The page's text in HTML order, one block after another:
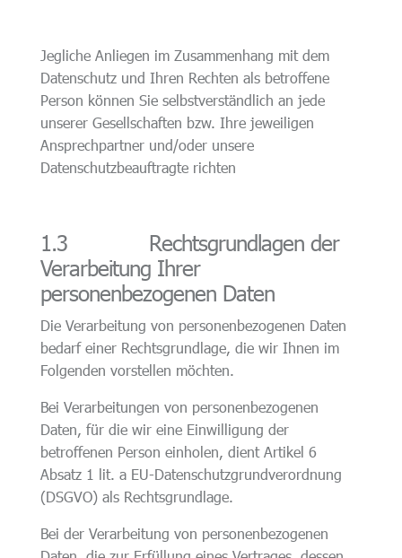
Jegliche Anliegen im Zusammenhang mit dem
Datenschutz und Ihren Rechten als betroffene
Person können Sie selbstverständlich an jede
unserer Gesellschaften bzw. Ihre jeweiligen
Ansprechpartner und/oder unsere
Datenschutzbeauftragte richten
1.3 Rechtsgrundlagen der
Verarbeitung Ihrer
personenbezogenen Daten
Die Verarbeitung von personenbezogenen Daten
bedarf einer Rechtsgrundlage, die wir Ihnen im
Folgenden vorstellen möchten.
Bei Verarbeitungen von personenbezogenen
Daten, für die wir eine Einwilligung der
betroffenen Person einholen, dient Artikel 6
Absatz 1 lit. a EU-Datenschutzgrundverordnung
(DSGVO) als Rechtsgrundlage.
Bei der Verarbeitung von personenbezogenen